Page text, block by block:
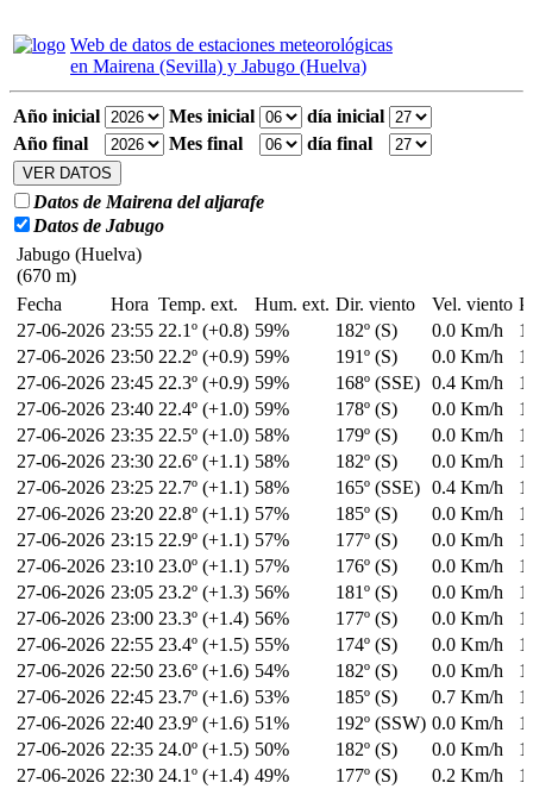
Web de datos de estaciones meteorológicas
en Mairena (Sevilla) y Jabugo (Huelva)
Año inicial Mes inicial
día inicial
Año final
Mes final día final
Datos de Mairena del aljarafe
Datos de Jabugo
Jabugo (Huelva)
(670 m)
Fecha
Hora Temp. ext. Hum. ext. Dir. viento Vel. viento
27-06-2026 23:55 22.1º (+0.8) 59% 182º (S) 0.0 Km/h
27-06-2026 23:50 22.2º (+0.9) 59% 191º (S) 0.0 Km/h
27-06-2026 23:45 22.3º (+0.9) 59% 168º (SSE) 0.4 Km/h
27-06-2026 23:40 22.4º (+1.0) 59% 178º (S) 0.0 Km/h
27-06-2026 23:35 22.5º (+1.0) 58% 179º (S) 0.0 Km/h
27-06-2026 23:30 22.6º (+1.1) 58% 182º (S) 0.0 Km/h
27-06-2026 23:25 22.7º (+1.1) 58% 165º (SSE) 0.4 Km/h
27-06-2026 23:20 22.8º (+1.1) 57% 185º (S) 0.0 Km/h
27-06-2026 23:15 22.9º (+1.1) 57% 177º (S) 0.0 Km/h
27-06-2026 23:10 23.0º (+1.1) 57% 176º (S) 0.0 Km/h
27-06-2026 23:05 23.2º (+1.3) 56% 181º (S) 0.0 Km/h
27-06-2026 23:00 23.3º (+1.4) 56% 177º (S) 0.0 Km/h
27-06-2026 22:55 23.4º (+1.5) 55% 174º (S) 0.0 Km/h
27-06-2026 22:50 23.6º (+1.6) 54% 182º (S) 0.0 Km/h
27-06-2026 22:45 23.7º (+1.6) 53% 185º (S) 0.7 Km/h
27-06-2026 22:40 23.9º (+1.6) 51% 192º (SSW) 0.0 Km/h
27-06-2026 22:35 24.0º (+1.5) 50% 182º (S) 0.0 Km/h
27-06-2026 22:30 24.1º (+1.4) 49% 177º (S) 0.2 Km/h